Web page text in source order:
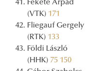
Fekete Árpád
(VTK) 171
Fliegauf Gergely
(RTK) 133
Földi László
(HHK) 75 150